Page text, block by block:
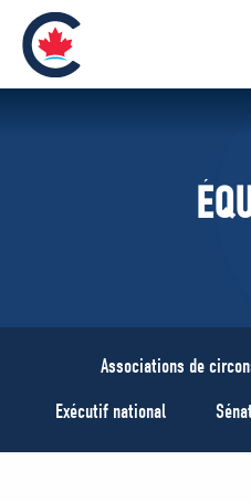
ACÉ
À PROPOS
Associations de
Exécutif national